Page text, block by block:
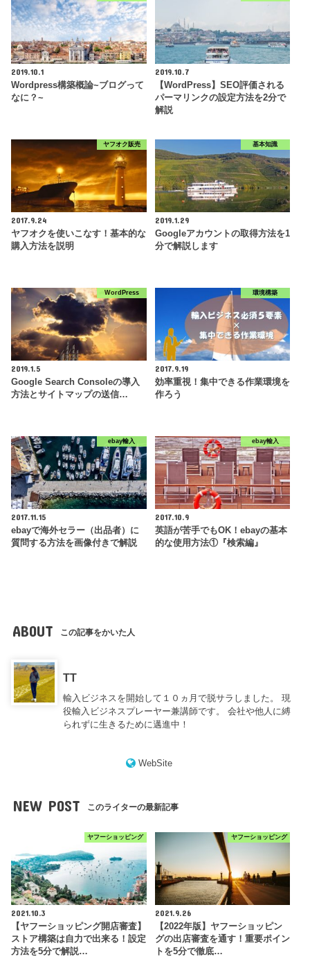
2019.10.1
Wordpress構築概論~ブログって
なに？~
2019.10.7
【WordPress】SEO評価される
パーマリンクの設定方法を2分で
解説
ヤフオク販売
2017.9.24
ヤフオクを使いこなす！基本的な
購入方法を説明
基本知識
2019.1.29
Googleアカウントの取得方法を1
分で解説します
WordPress
2019.1.5
Google Search Consoleの導入
方法とサイトマップの送信…
環境構築
2017.9.19
効率重視！集中できる作業環境を
作ろう
ebay輸入
2017.11.15
ebayで海外セラー（出品者）に
質問する方法を画像付きで解説
ebay輸入
2017.10.9
英語が苦手でもOK！ebayの基本
的な使用方法①『検索編』
ABOUT この記事をかいた人
TT
輸入ビジネスを開始して１０ヵ月で脱サラしました。 現
役輸入ビジネスプレーヤー兼講師です。 会社や他人に縛
られずに生きるために邁進中！
WebSite
NEW POST このライターの最新記事
ヤフーショッピング
2021.10.3
【ヤフーショッピング開店審査】
ストア構築は自力で出来る！設定
方法を5分で解説…
ヤフーショッピング
2021.9.26
【2022年版】ヤフーショッピン
グの出店審査を通す！重要ポイン
トを5分で徹底…